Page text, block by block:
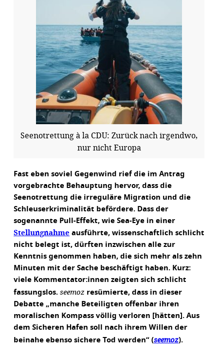
Seenotrettung à la CDU: Zurück nach irgendwo,
nur nicht Europa
Fast eben soviel Gegenwind rief die im Antrag
vorgebrachte Behauptung hervor, dass die
Seenotrettung die irreguläre Migration und die
Schleuserkriminalität befördere. Dass der
sogenannte Pull-Effekt, wie Sea-Eye in einer
Stellungnahme ausführte, wissenschaftlich schlicht
nicht belegt ist, dürften inzwischen alle zur
Kenntnis genommen haben, die sich mehr als zehn
Minuten mit der Sache beschäftigt haben. Kurz:
viele Kommentator:innen zeigten sich schlicht
fassungslos. seemoz resümierte, dass in dieser
Debatte „manche Beteiligten offenbar ihren
moralischen Kompass völlig verloren [hätten]. Aus
dem Sicheren Hafen soll nach ihrem Willen der
beinahe ebenso sichere Tod werden“ (seemoz).